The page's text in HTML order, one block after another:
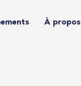
À propos